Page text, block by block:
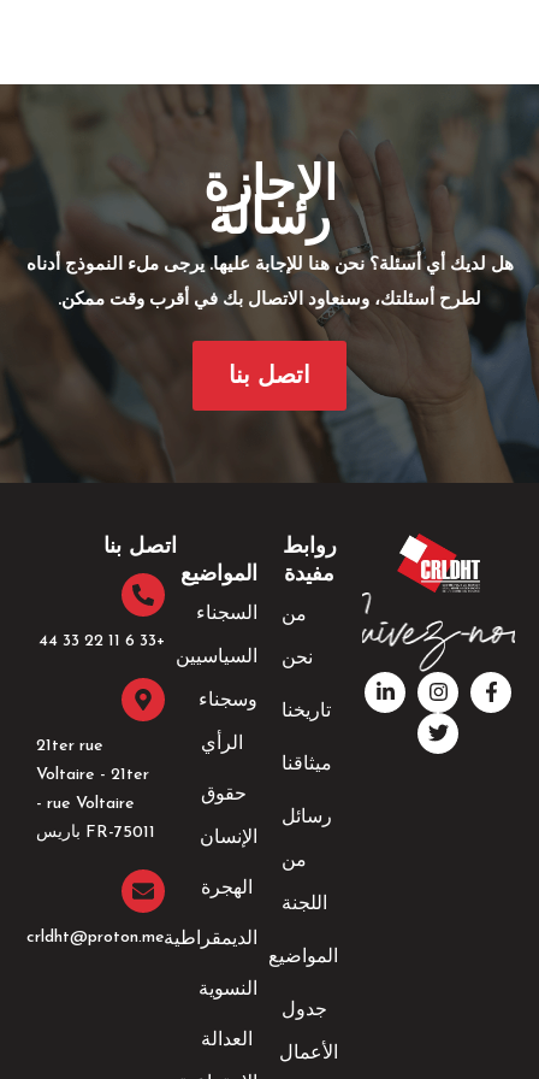
الإجازة
رسالة
هل لديك أي أسئلة؟ نحن هنا للإجابة عليها. يرجى ملء النموذج أدناه
لطرح أسئلتك، وسنعاود الاتصال بك في أقرب وقت ممكن.
اتصل بنا
ف
ي
س
ا
ن
س
ت
ق
ل
ي
ن
ت
و
ي
ت
ر
روابط
مفيدة
من
نحن
تاريخنا
ميثاقنا
رسائل
من
اللجنة
المواضيع
جدول
الأعمال
المواضيع
السجناء
السياسيين
وسجناء
الرأي
حقوق
الإنسان
الهجرة
الديمقراطية
النسوية
العدالة
اتصل بنا
+33 6 11 22 33 44​
21ter rue
Voltaire - 21ter
rue Voltaire -
FR-75011 باريس
crldht@proton.me